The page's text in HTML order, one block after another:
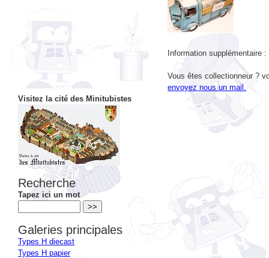
Information supplémentaire :
Vous êtes collectionneur ?
envoyez nous un mail.
Visitez la cité des Minitubistes
Recherche
Tapez ici un mot
Galeries principales
Types H diecast
Types H papier